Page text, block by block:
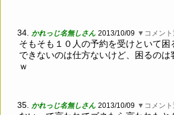
34. かれっじ名無しさん 2013/10/09 ▼コメント
そもそも１０人の予約を受けといて困
できないのは仕方ないけど、困るの
ｗ
35. かれっじ名無しさん 2013/10/09 ▼コメント